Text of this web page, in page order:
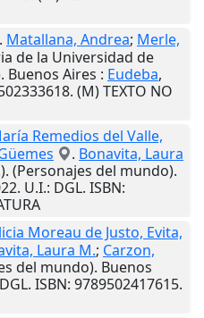
. Matallana, Andrea; Merle,
de la Universidad de
Buenos Aires : Eudeba,
(M) TEXTO NO
Remedios del Valle,
. Bonavita, Laura
(Personajes del mundo).
. U.I.: DGL. ISBN:
Moreau de Justo, Evita,
Laura M.; Carzon,
del mundo). Buenos
ISBN: 9789502417615.